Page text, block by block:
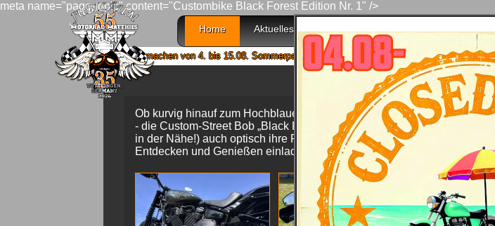
meta name="page-topic" content="Custombike Black Forest Edition Nr. 1" />
Home Aktuelles
Wir machen von 4. bis 15.08. Sommerpause und sind ab 18.08. wieder mit voller Power für Euch
Custombike
Ob kurvig hinauf zum Hochblauen zum Blick hinunter, ob kurvig
- die Custom-Street Bob „Black Forest № 1“ (MY 23) ist hier in ihrem
in der Nähe!) auch optisch ihre Reminszenz mit schier unzähligen,
Entdecken und Genießen einladen.